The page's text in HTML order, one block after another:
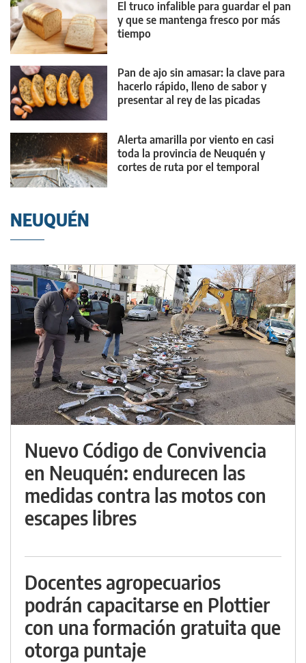
El truco infalible para guardar el pan
y que se mantenga fresco por más
tiempo
Pan de ajo sin amasar: la clave para
hacerlo rápido, lleno de sabor y
presentar al rey de las picadas
Alerta amarilla por viento en casi
toda la provincia de Neuquén y
cortes de ruta por el temporal
NEUQUÉN
Nuevo Código de Convivencia
en Neuquén: endurecen las
medidas contra las motos con
escapes libres
Docentes agropecuarios
podrán capacitarse en Plottier
con una formación gratuita que
otorga puntaje